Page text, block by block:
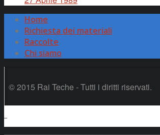
Home
Richiesta dei materiali
Raccolte
Chi siamo
© 2015 Rai Teche - Tutti i diritti riservati.